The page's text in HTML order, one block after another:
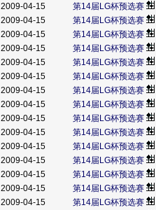
2009-04-15 第14届LG杯预选赛
2009-04-15 第14届LG杯预选赛
2009-04-15 第14届LG杯预选赛
2009-04-15 第14届LG杯预选赛
2009-04-15 第14届LG杯预选赛
2009-04-15 第14届LG杯预选赛
2009-04-15 第14届LG杯预选赛
2009-04-15 第14届LG杯预选赛
2009-04-15 第14届LG杯预选赛
2009-04-15 第14届LG杯预选赛
2009-04-15 第14届LG杯预选赛
2009-04-15 第14届LG杯预选赛
2009-04-15 第14届LG杯预选赛
2009-04-15 第14届LG杯预选赛
2009-04-15 第14届LG杯预选赛